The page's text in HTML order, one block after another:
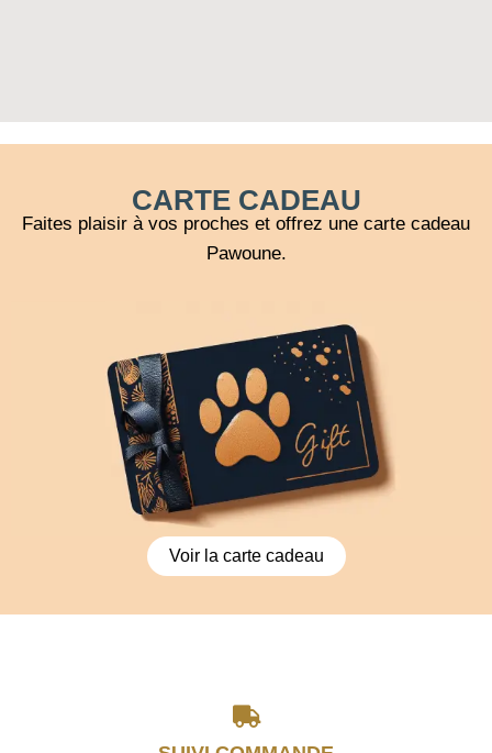
CARTE CADEAU
Faites plaisir à vos proches et offrez une carte cadeau
Pawoune.
Voir la carte cadeau